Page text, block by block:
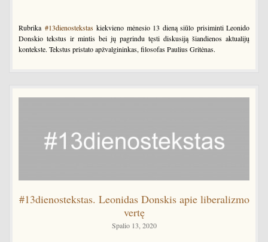
Rubrika #13dienostekstaskiekvieno mėnesio 13 dieną siūlo prisiminti Leonido
Donskio tekstus ir mintis bei jų pagrindu tęsti diskusiją šiandienos aktualijų
kontekste. Tekstus pristato apžvalgininkas, filosofas Paulius Gritėnas.
#13dienostekstas. Leonidas Donskis apie liberalizmo
vertę
Spalio 13, 2020